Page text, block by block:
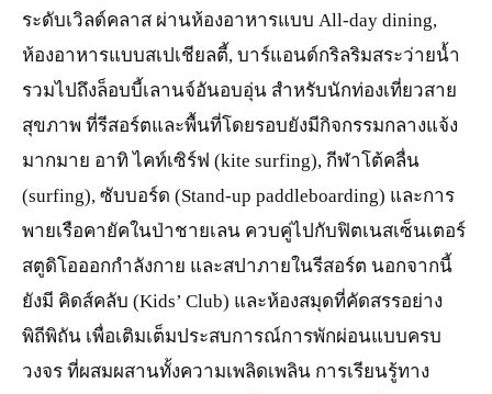
ระดับเวิลด์คลาส ผ่านห้องอาหารแบบ All-day dining,
ห้องอาหารแบบสเปเชียลตี้, บาร์แอนด์กริลริมสระว่ายน้ำ
รวมไปถึงล็อบบี้เลานจ์อันอบอุ่น สำหรับนักท่องเที่ยวสาย
สุขภาพ ที่รีสอร์ตและพื้นที่โดยรอบยังมีกิจกรรมกลางแจ้ง
มากมาย อาทิ ไคท์เซิร์ฟ (kite surfing), กีฬาโต้คลื่น
(surfing), ซับบอร์ด (Stand-up paddleboarding) และการ
พายเรือคายัคในป่าชายเลน ควบคู่ไปกับฟิตเนสเซ็นเตอร์
สตูดิโอออกกำลังกาย และสปาภายในรีสอร์ต นอกจากนี้
ยังมี คิดส์คลับ (Kids’ Club) และห้องสมุดที่คัดสรรอย่าง
พิถีพิถัน เพื่อเติมเต็มประสบการณ์การพักผ่อนแบบครบ
วงจร ที่ผสมผสานทั้งความเพลิดเพลิน การเรียนรู้ทาง